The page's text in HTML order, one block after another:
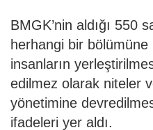
BMGK’nin aldığı 550
herhangi bir bölümüne
insanların
edilmez olarak niteler
yönetimine
ifadeleri yer aldı.